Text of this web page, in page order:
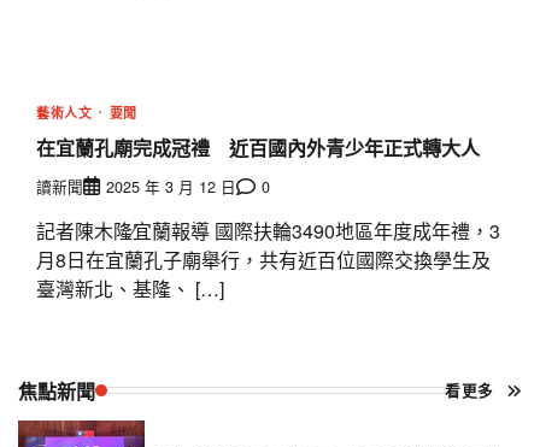
藝術人文 要聞
在宜蘭孔廟完成冠禮 近百國內外青少年正式轉大人
讀新聞 2025 年 3 月 12 日 0
記者陳木隆∕宜蘭報導 國際扶輪3490地區年度成年禮，3
月8日在宜蘭孔子廟舉行，共有近百位國際交換學生及
臺灣新北、基隆、 […]
焦點新聞 看更多